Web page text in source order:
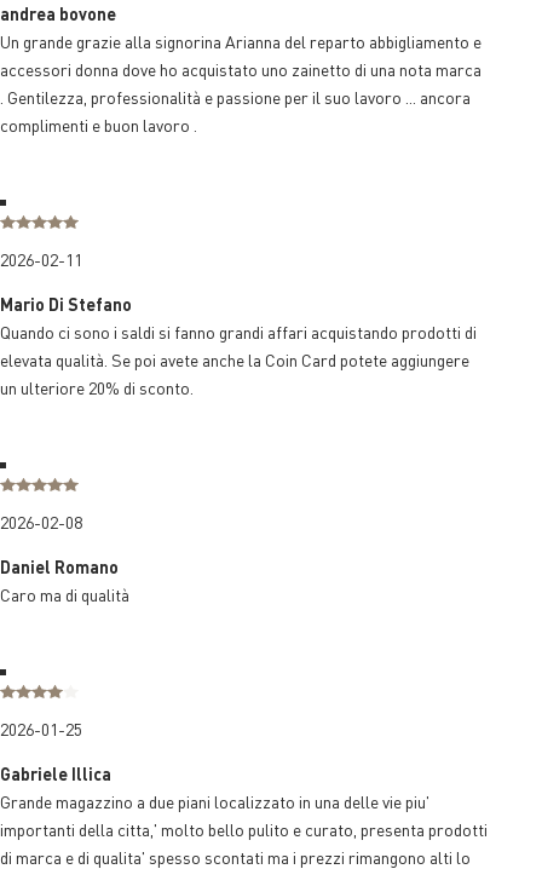
andrea bovone
Un grande grazie alla signorina Arianna del reparto abbigliamento e
accessori donna dove ho acquistato uno zainetto di una nota marca
. Gentilezza, professionalità e passione per il suo lavoro ... ancora
complimenti e buon lavoro .
2026-02-11
Mario Di Stefano
Quando ci sono i saldi si fanno grandi affari acquistando prodotti di
elevata qualità. Se poi avete anche la Coin Card potete aggiungere
un ulteriore 20% di sconto.
2026-02-08
Daniel Romano
Caro ma di qualità
2026-01-25
Gabriele Illica
Grande magazzino a due piani localizzato in una delle vie piu'
importanti della citta,' molto bello pulito e curato, presenta prodotti
di marca e di qualita' spesso scontati ma i prezzi rimangono alti lo